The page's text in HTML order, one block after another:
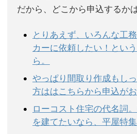
だから、どこから申込するか
とりあえず、いろんな工
カーに依頼したい！とい
ら。
やっぱり間取り作成もし
方ははこちらから申込がお
ローコスト住宅の代名詞
を建てたいなら、平屋特集